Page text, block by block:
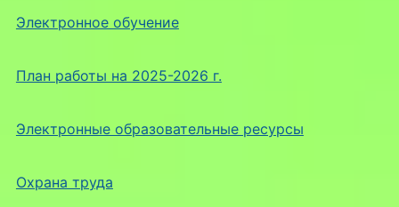
Электронное обучение
План работы на 2025-2026 г.
Электронные образовательные ресурсы
Охрана труда